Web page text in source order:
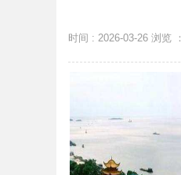
时间 : 2026-03-26 浏览 ：